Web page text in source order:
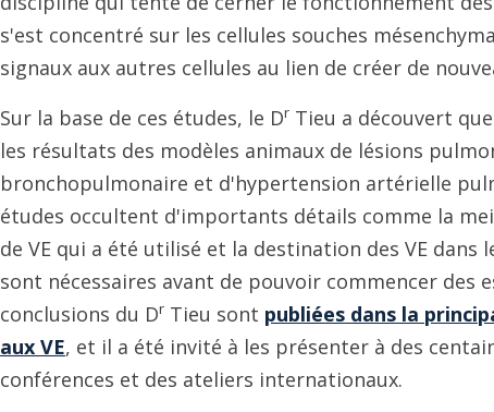
s'est concentré sur les cellules souches
signaux aux autres cellules au lien de créer de
Sur la base de ces études, le Dr Tieu a découvert
les résultats des modèles animaux de lésions
bronchopulmonaire et d'hypertension artérielle
études occultent d'importants détails comme la
de VE qui a été utilisé et la destination des VE dans
sont nécessaires avant de pouvoir commencer des
conclusions du Dr Tieu sont publiées dans la
aux VE, et il a été invité à les présenter à des
conférences et des ateliers internationaux.